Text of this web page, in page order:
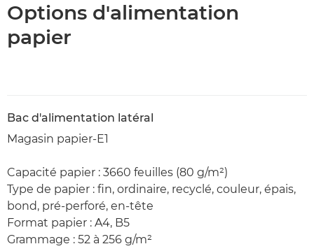
Options d'alimentation
papier
Bac d'alimentation latéral
Magasin papier-E1
Capacité papier : 3660 feuilles (80 g/m²)
Type de papier : fin, ordinaire, recyclé, couleur, épais,
bond, pré-perforé, en-tête
Format papier : A4, B5
Grammage : 52 à 256 g/m²